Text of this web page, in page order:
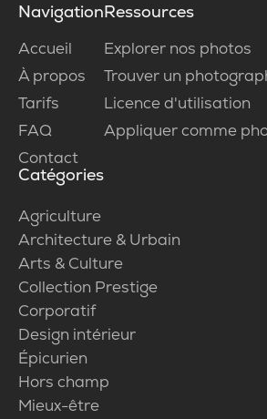
Navigation
Accueil
À propos
Tarifs
FAQ
Contact
Ressources
Explorer nos photos
Trouver un
Licence d'utilisation
Appliquer comme
Catégories
Agriculture
Architecture & Urbain
Arts & Culture
Collection Prestige
Corporatif
Design intérieur
Épicurien
Hors champ
Mieux-être